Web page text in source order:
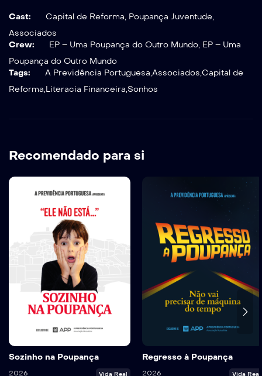
pronto para cuidar da sua saúde, com umaclínica exclusiva
com preços competitivos e um
domicílio
de adesão gratuita e com oferta da mensalidade.
Sabendo que a sua Associação Mutualista contribui
ativamente para causas sociais, está pronto para partir. Mas
será capaz de resistir a mais de 200descontosna rede de
parceiros?
https://www.aprevidenciaportuguesa.pt/campanha-
poupanca-digna-de-premio/
Cast: Capital de Reforma, Poupança Juventude,
Associados
Crew:
EP – Uma Poupança do Outro Mundo, EP – Uma
Poupança do Outro Mundo
Tags:
A Previdência Portuguesa,Associados,Capital de
Reforma,Literacia Financeira,Sonhos
Recomendado para si
Sozinho na Poupança
2026 Vida Real
Regresso à Poupança
2026 Vida Real